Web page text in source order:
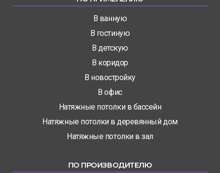
В ванную
В гостиную
В детскую
В коридор
В новостройку
В офис
Натяжные потолки в бассейн
Натяжные потолки в деревянный дом
Натяжные потолки в зал
ПО ПРОИЗВОДИТЕЛЮ